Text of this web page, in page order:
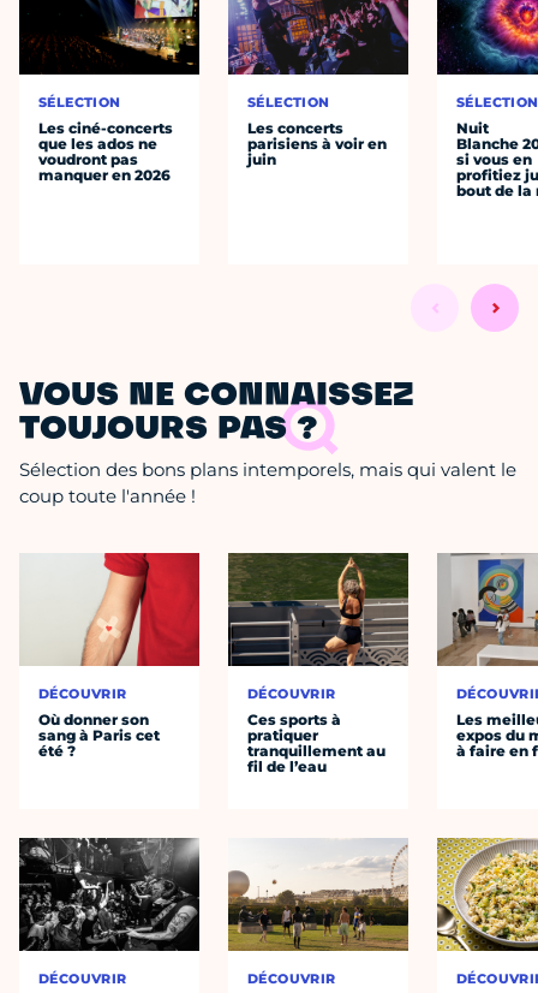
SÉLECTION
Les ciné-concerts
que les ados ne
voudront pas
manquer en 2026
SÉLECTION
Les concerts
parisiens à voir en
juin
SÉLECTION
Nuit
Blanche
si vous en
profitiez
bout de la
VOUS NE CONNAISSEZ
TOUJOURS PAS ?
Sélection des bons plans intemporels, mais qui valent le
coup toute l'année !
DÉCOUVRIR
Où donner son
sang à Paris cet
été ?
DÉCOUVRIR
DÉCOUVRIR
Ces sports à
pratiquer
tranquillement au
fil de l’eau
DÉCOUVRIR
Les
expos du
à faire en